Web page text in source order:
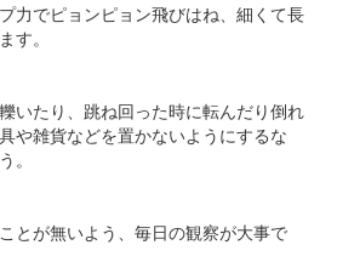
力でピョンピョン飛びはね、細くて長
す。
いたり、跳ね回った時に転んだり倒れ
や雑貨などを置かないようにするな
。
とが無いよう、毎日の観察が大事で